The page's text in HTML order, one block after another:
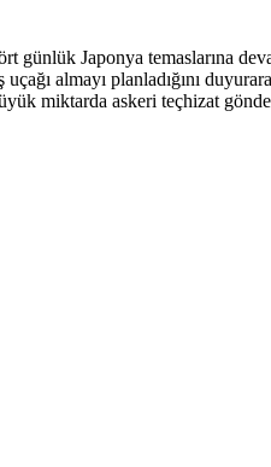
günlük Japonya temaslarına
almayı planladığını
miktarda askeri teçhizat